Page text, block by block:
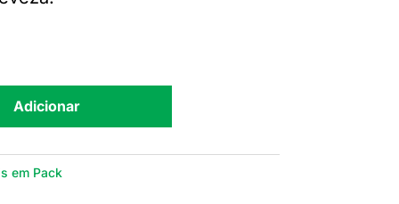
Adicionar
em Pack